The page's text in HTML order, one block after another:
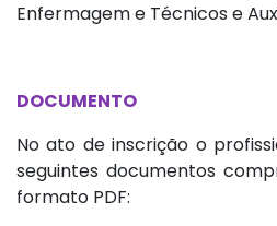
Enfermagem e Técnicos e
DOCUMENTO
No ato de inscrição o
seguintes documentos
formato PDF: